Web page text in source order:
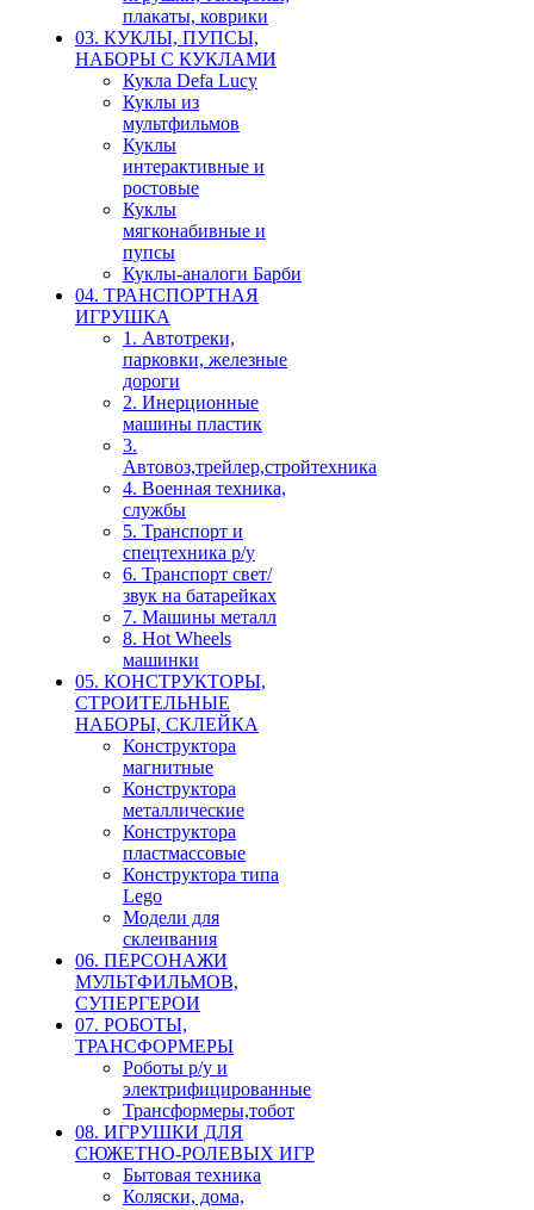
плакаты, коврики
03. КУКЛЫ, ПУПСЫ,
НАБОРЫ С КУКЛАМИ
Кукла Defa Lucy
Куклы из
мультфильмов
Куклы
интерактивные и
ростовые
Куклы
мягконабивные и
пупсы
Куклы-аналоги Барби
04. ТРАНСПОРТНАЯ
ИГРУШКА
1. Автотреки,
парковки, железные
дороги
2. Инерционные
машины пластик
3.
Автовоз,трейлер,стройтехника
4. Военная техника,
службы
5. Транспорт и
спецтехника р/у
6. Транспорт свет/
звук на батарейках
7. Машины металл
8. Hot Wheels
машинки
05. КОНСТРУКТОРЫ,
СТРОИТЕЛЬНЫЕ
НАБОРЫ, СКЛЕЙКА
Конструктора
магнитные
Конструктора
металлические
Конструктора
пластмассовые
Конструктора типа
Lego
Модели для
склеивания
06. ПЕРСОНАЖИ
МУЛЬТФИЛЬМОВ,
СУПЕРГЕРОИ
07. РОБОТЫ,
ТРАНСФОРМЕРЫ
Роботы р/у и
электрифицированные
Трансформеры,тобот
08. ИГРУШКИ ДЛЯ
СЮЖЕТНО-РОЛЕВЫХ ИГР
Бытовая техника
Коляски, дома,